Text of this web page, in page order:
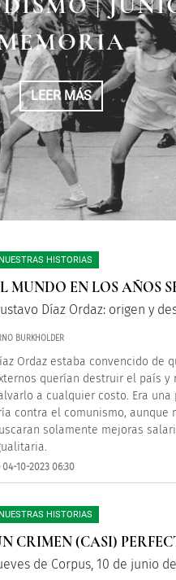
LEER MÁS
PARA
LEER MÁS
DEL 68
LEER MÁS
HISTORIAS
MUNDO EN LOS AÑOS
Díaz Ordaz: origen y
BURKHOLDER
Ordaz estaba convencido de
querían destruir el país
a cualquier costo. Era
contra el comunismo, aunque
solamente mejoras
04-10-2023 06:30
HISTORIAS
CRIMEN (CASI)
de Corpus, 10 de junio de